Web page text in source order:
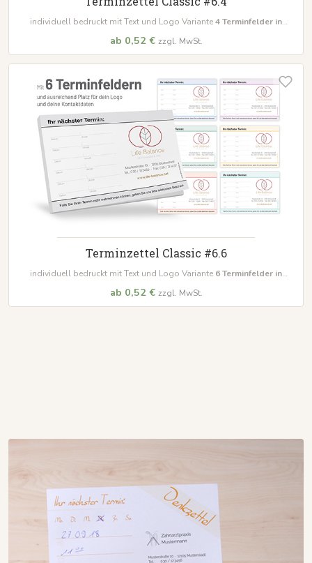
individuell bedruckt mit Text und Logo Variante4Terminfelder in
ab 0,52 € zzgl. MwSt.
Terminzettel Classic #6.6
individuell bedruckt mit Text und Logo Variante 6Terminfelder in
ab 0,52 € zzgl. MwSt.